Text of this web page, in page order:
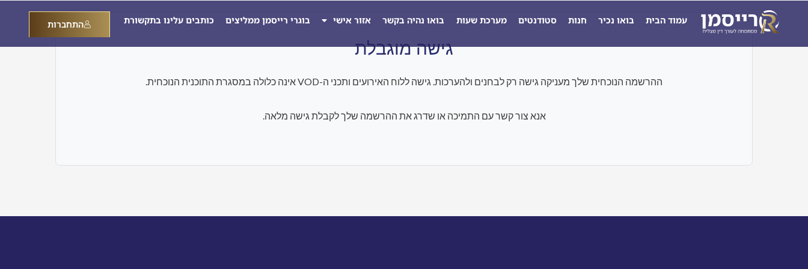
עמוד הבית בואו נכיר חנות סטודנטים מערכת שעות בואו נהיה בקשר אזור אישי בוגרי רייסמן ממליצים כותבים עלינו בתקשורת התחברות
גישה מוגבלת
ההרשמה הנוכחית שלך מעניקה גישה רק לבחנים ולהערכות. גישה ללוח האירועים ותכני ה-VOD אינה כלולה במסגרת התוכנית הנוכחית.
אנא צור קשר עם התמיכה או שדרג את ההרשמה שלך לקבלת גישה מלאה.